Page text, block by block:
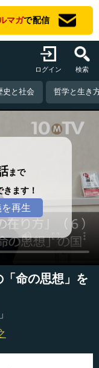
マガで配信
ログイン 検索
史と社会 哲学と生き
まで
きます！
再生
命の思想」を